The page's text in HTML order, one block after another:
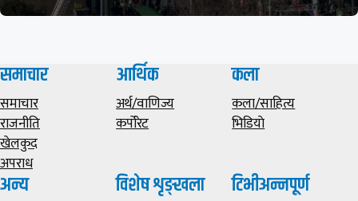
समाचार
समाचार
राजनीति
खेलकुद
अपराध
आर्थिक
अर्थ/वाणिज्य
कर्पोरेट
कला
कला/साहित्य
भिडियाे
अन्य विशेष शृङ्खला टिभीअन्नपूर्ण